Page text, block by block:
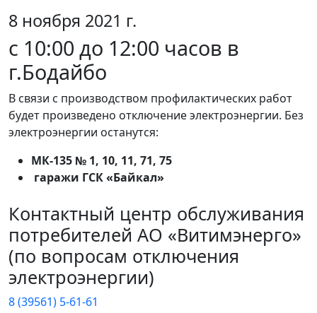
8 ноября 2021 г.
c 10:00 до 12:00 часов в
г.Бодайбо
В связи с производством профилактических работ
будет произведено отключение электроэнергии. Без
электроэнергии останутся:
МК-135 № 1, 10, 11, 71, 75
гаражи ГСК «Байкал»
Контактный центр обслуживания
потребителей АО «Витимэнерго»
(по вопросам отключения
электроэнергии)
8 (39561) 5-61-61